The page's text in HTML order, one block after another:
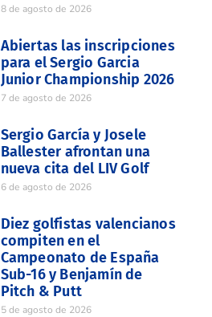
8 de agosto de 2026
Abiertas las inscripciones
para el Sergio Garcia
Junior Championship 2026
7 de agosto de 2026
Sergio García y Josele
Ballester afrontan una
nueva cita del LIV Golf
6 de agosto de 2026
Diez golfistas valencianos
compiten en el
Campeonato de España
Sub-16 y Benjamín de
Pitch & Putt
5 de agosto de 2026